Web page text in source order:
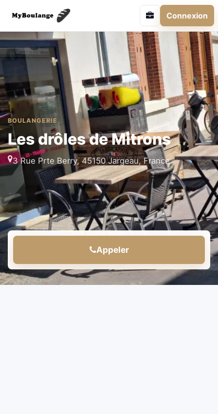
Connexion
BOULANGERIE
Les drôles de Mitrons
3 Rue Prte Berry, 45150 Jargeau, France
Appeler